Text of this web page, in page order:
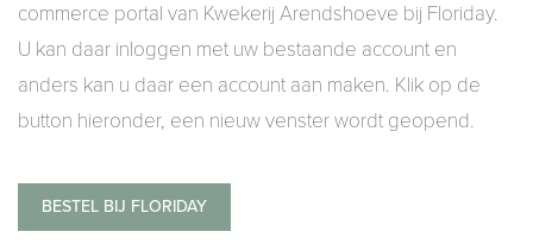
commerce portal van Kwekerij Arendshoeve bij Floriday.
U kan daar inloggen met uw bestaande account en
anders kan u daar een account aan maken. Klik op de
button hieronder, een nieuw venster wordt geopend.
BESTEL BIJ FLORIDAY